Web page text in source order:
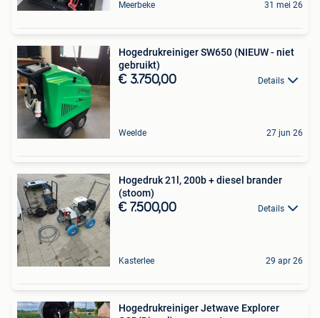
Meerbeke 31 mei 26
Hogedrukreiniger SW650 (NIEUW - niet
gebruikt)
€ 3.750,00 Details
Weelde 27 jun 26
Hogedruk 21l, 200b + diesel brander
(stoom)
€ 7.500,00 Details
Kasterlee 29 apr 26
Hogedrukreiniger Jetwave Explorer